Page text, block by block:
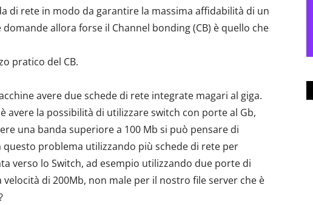
di rete in modo da garantire la massima affidabilità di un
allora forse il Channel bonding (CB) è quello che
pratico del CB.
avere due schede di rete integrate magari al giga.
avere la possibilità di utilizzare switch con porte al Gb,
una banda superiore a 100 Mb si può pensare di
questo problema utilizzando più schede di rete per
verso lo Switch, ad esempio utilizzando due porte di
di 200Mb, non male per il nostro file server che è